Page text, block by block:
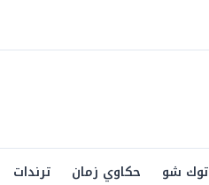
توك شو حكاوي زمان ترندات